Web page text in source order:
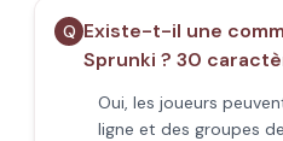
Q Existe-t-il une
Sprunki ? 30
Oui, les joueurs
ligne et des groupes